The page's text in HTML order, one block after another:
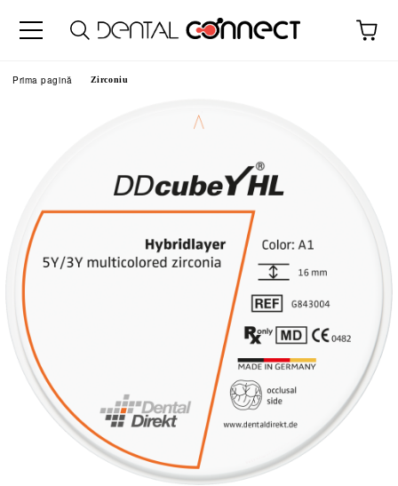
Prima pagină Zirconiu